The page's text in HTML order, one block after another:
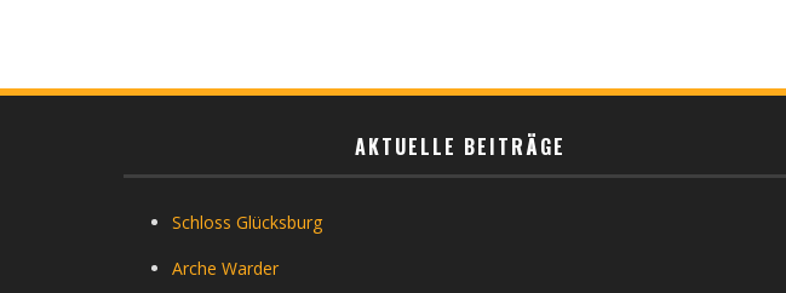
AKTUELLE BEITRÄGE
Schloss Glücksburg
Arche Warder